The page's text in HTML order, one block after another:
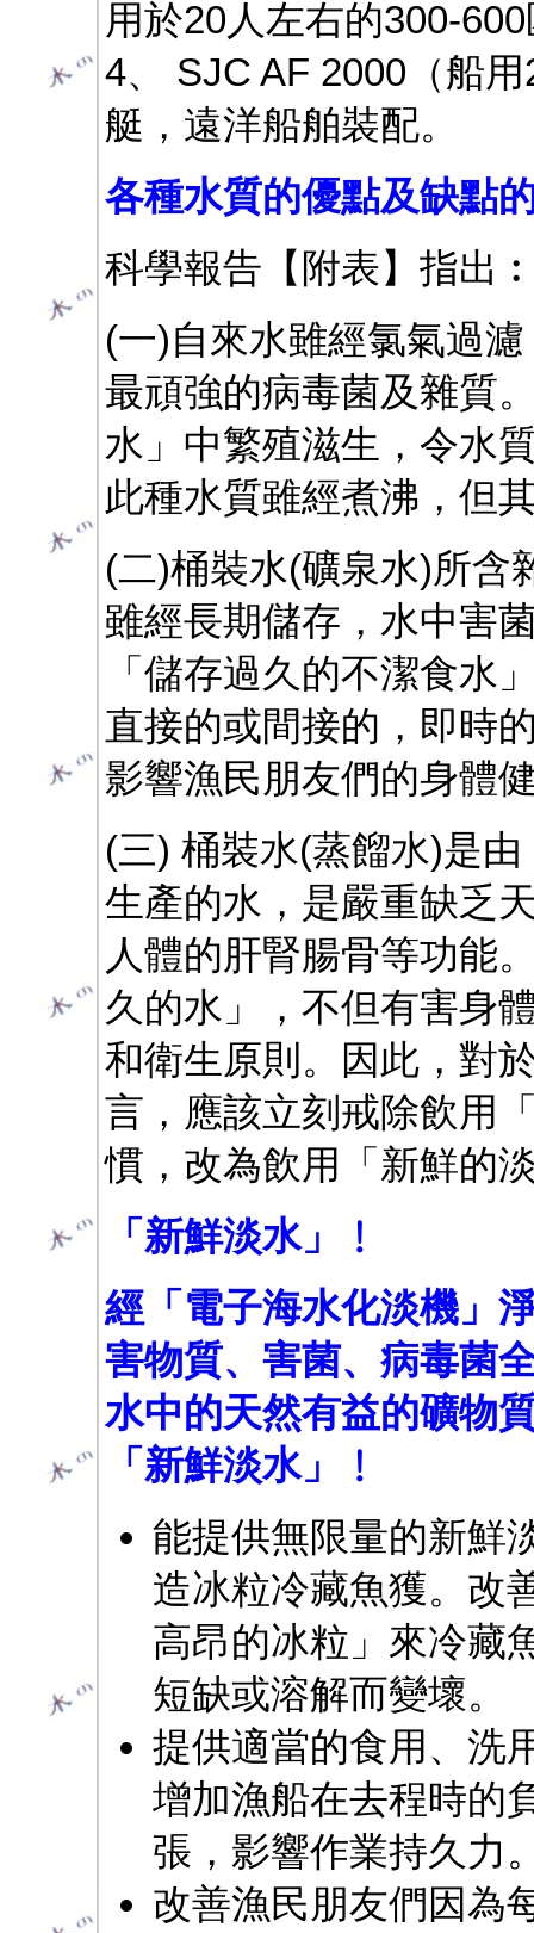
用於20人左右的300-
4、 SJC AF 2000（船
艇，遠洋船舶裝配。
各種水質的優點及缺點
科學報告【附表】指出
(一)自來水雖經氯氣過
最頑強的病毒菌及雜質
水」中繁殖滋生，令水
此種水質雖經煮沸，但
(二)桶裝水(礦泉水)所含
雖經長期儲存，水中害
「儲存過久的不潔食水
直接的或間接的，即時
影響漁民朋友們的身體
(三) 桶裝水(蒸餾水)是
生產的水，是嚴重缺乏
人體的肝腎腸骨等功能
久的水」，不但有害身
和衛生原則。因此，對
言，應該立刻戒除飲用
慣，改為飲用「新鮮的
「新鮮淡水」﹗
經「電子海水化淡機」
害物質、害菌、病毒菌
水中的天然有益的礦物
「新鮮淡水」﹗
能提供無限量的新鮮
造冰粒冷藏魚獲。改
高昂的冰粒」來冷藏
短缺或溶解而變壞。
提供適當的食用、洗
增加漁船在去程時的
張，影響作業持久力
改善漁民朋友們因為